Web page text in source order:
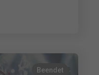
Beendet